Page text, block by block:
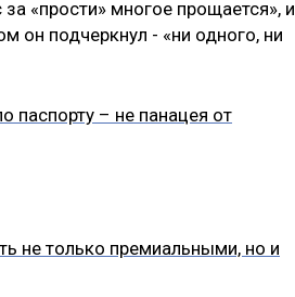
«прости» многое прощается», и
он подчеркнул - «ни одного, ни
паспорту – не панацея от
не только премиальными, но и